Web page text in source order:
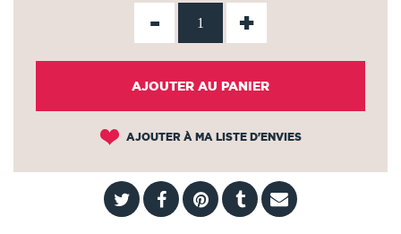
- +
AJOUTER AU PANIER
AJOUTER À MA LISTE D'ENVIES